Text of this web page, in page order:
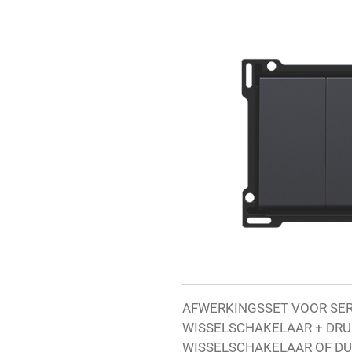
AFWERKINGSSET VOOR
WISSELSCHAKELAAR +
WISSELSCHAKELAAR OF